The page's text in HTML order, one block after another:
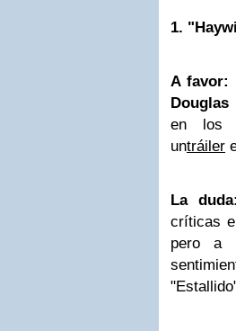
1.
A favor:
Douglas
en los
untráiler
La
críticas
pero a